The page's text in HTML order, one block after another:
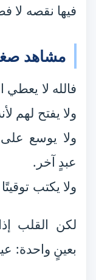
فيها نقصه لا
مشاهد
فالله لا يعطي
ولا يفتح لهم
ولا يوسع
عبدٍ آخر.
ولا يكتب
لكن القلب
بعينٍ واحدة: